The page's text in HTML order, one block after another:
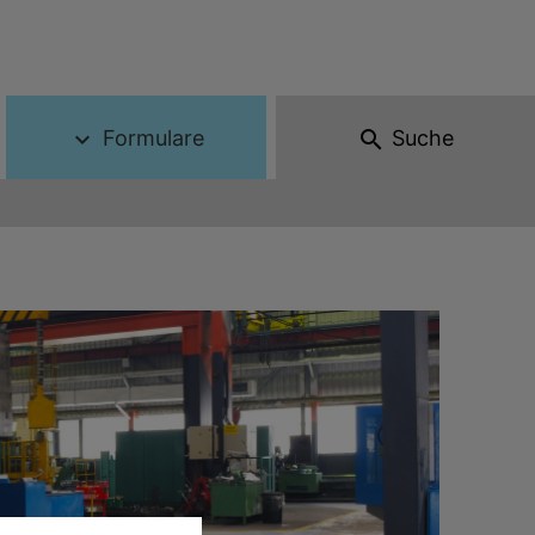
expand_more Formulare search Suche